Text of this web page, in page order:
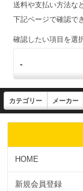
送料や支払い方法な
下記ページで確認で
確認したい項目を選
HOME
新規会員登録